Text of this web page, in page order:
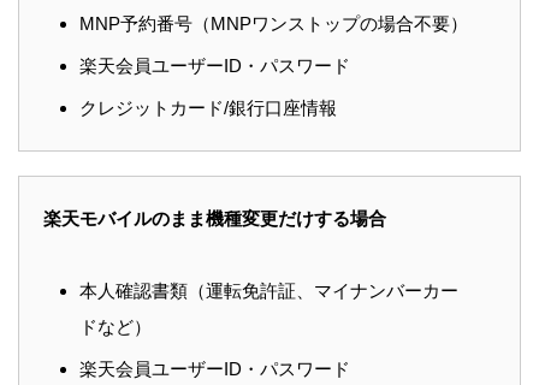
MNP予約番号（MNPワンストップの場合不要）
楽天会員ユーザーID・パスワード
クレジットカード/銀行口座情報
楽天モバイルのまま機種変更だけする場合
本人確認書類（運転免許証、マイナンバーカー
ドなど）
楽天会員ユーザーID・パスワード